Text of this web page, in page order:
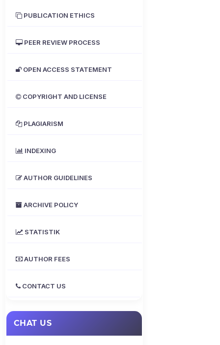
PUBLICATION ETHICS
PEER REVIEW PROCESS
OPEN ACCESS STATEMENT
COPYRIGHT AND LICENSE
PLAGIARISM
INDEXING
AUTHOR GUIDELINES
ARCHIVE POLICY
STATISTIK
AUTHOR FEES
CONTACT US
CHAT US